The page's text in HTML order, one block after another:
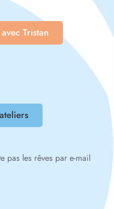
Tristan
pas les rêves par e-mail